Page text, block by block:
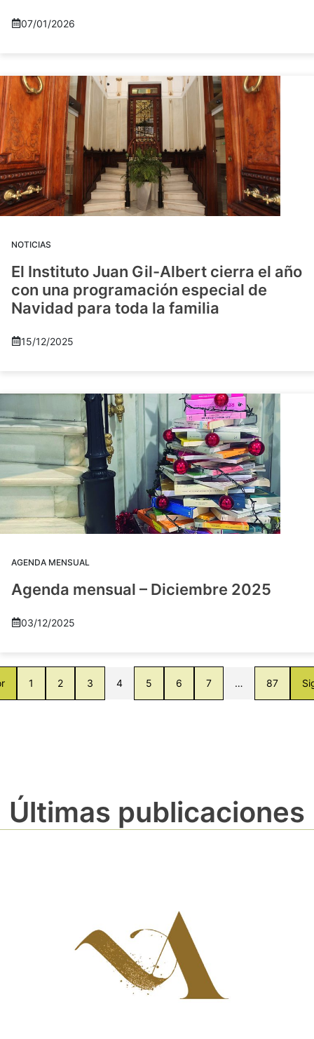
07/01/2026
NOTICIAS
El Instituto Juan Gil-Albert cierra el año
con una programación especial de
Navidad para toda la familia
15/12/2025
AGENDA MENSUAL
Agenda mensual – Diciembre 2025
03/12/2025
1 2 3 4 5 6 7 … 87
Últimas publicaciones